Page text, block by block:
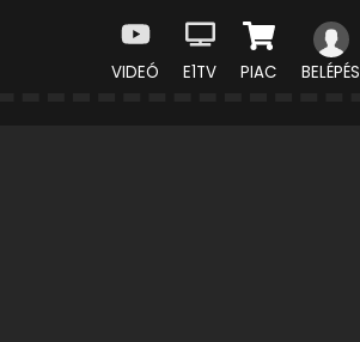
VIDEÓ E1TV PIAC BELÉPÉS